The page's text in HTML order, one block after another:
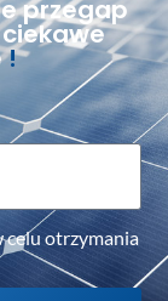
przegap
!
celu otrzymania